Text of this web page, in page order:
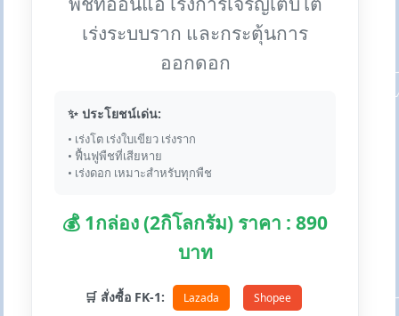
เร่งระบบราก และกระตุ้นการ
ออกดอก
✨ ประโยชน์เด่น:
• เร่งโต เร่งใบเขียว เร่งราก
• ฟื้นฟูพืชที่เสียหาย
• เร่งดอก เหมาะสำหรับทุกพืช
💰 1กล่อง (2กิโลกรัม) ราคา : 890
บาท
🛒 สั่งซื้อ FK-1: Lazada Shopee